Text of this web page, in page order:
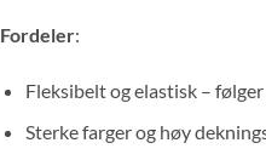
Fordeler:
Fleksibelt og elastisk –
Sterke farger og høy